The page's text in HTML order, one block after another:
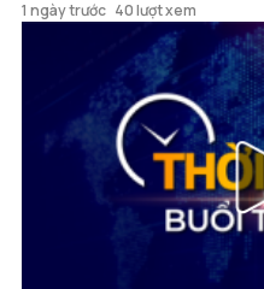
1 ngày trước 40 lượt xem